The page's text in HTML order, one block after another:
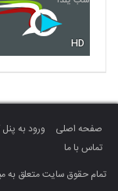
HD
صفحه اصلی ورود به پنل
تماس با ما
تمام حقوق سایت متعلق به